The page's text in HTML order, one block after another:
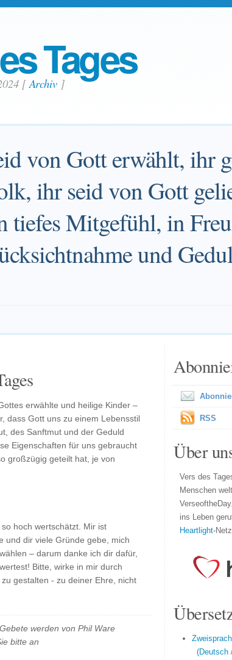
Tages
[Archiv]
von Gott erwählt, ihr
ihr seid von Gott
tiefes Mitgefühl, in
und
erwählte und heilige Kinder –
dass Gott uns zu einem Lebensstil
des Sanftmut und der Geduld
Eigenschaften für uns gebraucht
großzügig geteilt hat, je von
hoch wertschätzt. Mir ist
und dir viele Gründe gebe, mich
– darum danke ich dir dafür,
Bitte, wirke in mir durch
gestalten - zu deiner Ehre, nicht
werden von Phil Ware
bitte an
RSS
Über
Vers des
Menschen
ins Leben
Heartlight-
(Deutsch